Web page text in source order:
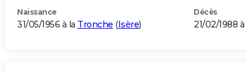
Naissance
31/05/1956 à la Tronche (Isère)
Décès
21/02/1988 à